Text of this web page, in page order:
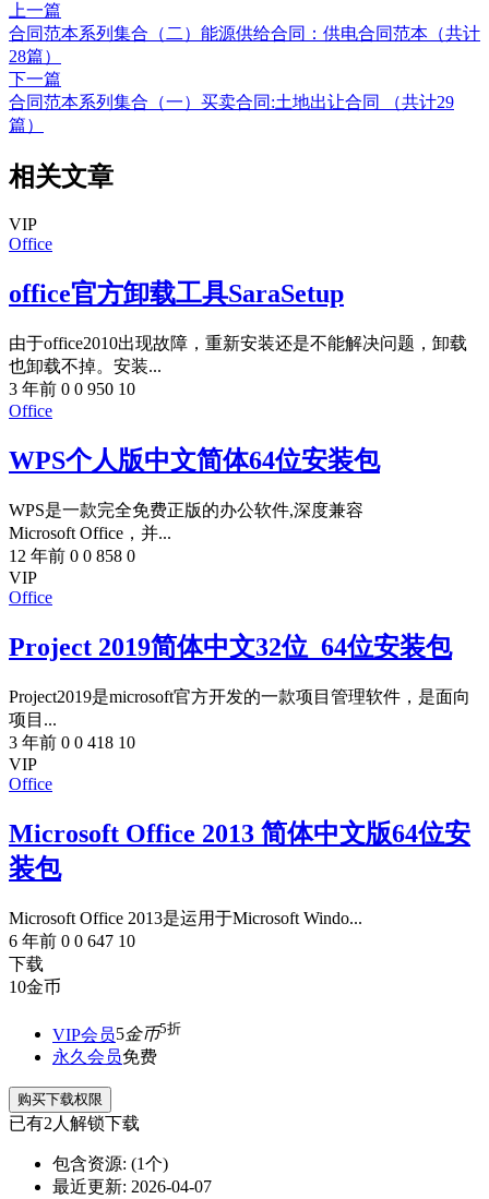
上一篇
合同范本系列集合（二）能源供给合同：供电合同范本（共计
28篇）
下一篇
合同范本系列集合（一）买卖合同:土地出让合同 （共计29
篇）
相关文章
VIP
Office
office官方卸载工具SaraSetup
由于office2010出现故障，重新安装还是不能解决问题，卸载
也卸载不掉。安装...
3 年前 0 0 950 10
Office
WPS个人版中文简体64位安装包
WPS是一款完全免费正版的办公软件,深度兼容
Microsoft Office，并...
12 年前 0 0 858 0
VIP
Office
Project 2019简体中文32位_64位安装包
Project2019是microsoft官方开发的一款项目管理软件，是面向
项目...
3 年前 0 0 418 10
VIP
Office
Microsoft Office 2013 简体中文版64位安
装包
Microsoft Office 2013是运用于Microsoft Windo...
6 年前 0 0 647 10
下载
10金币
VIP会员5金币5折
永久会员免费
购买下载权限
已有2人解锁下载
包含资源: (1个)
最近更新: 2026-04-07